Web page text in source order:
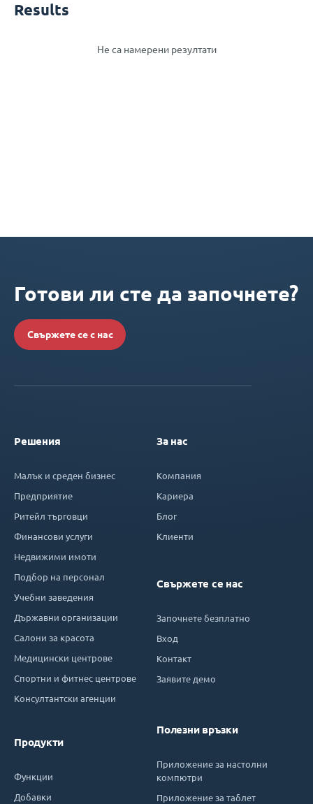
Results
Не са намерени резултати
Готови ли сте да започнете?
Свържете се с нас
Решения
Малък и среден бизнес
Предприятие
Ритейл търговци
Финансови услуги
Недвижими имоти
Подбор на персонал
Учебни заведения
Държавни организации
Салони за красота
Медицински центрове
Спортни и фитнес центрове
Консултантски агенции
Продукти
Функции
Добавки
За нас
Компания
Кариера
Блог
Клиенти
Свържете се нас
Започнете безплатно
Вход
Контакт
Заявите демо
Полезни връзки
Приложение за настолни
компютри
Приложение за таблет